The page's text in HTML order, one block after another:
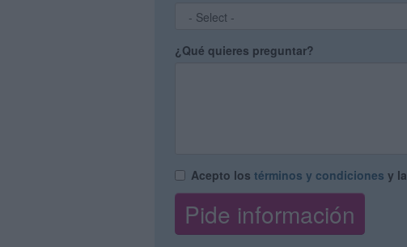
¿Qué quieres preguntar?
Acepto los términos y condiciones y la